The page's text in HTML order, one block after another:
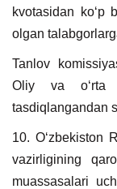
kvotasidan koʻp
olgan
Tanlov
Oliy va oʻrta
tasdiqlangandan
10. Oʻzbekiston
vazirligining
muassasalari